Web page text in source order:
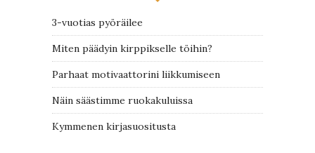
3-vuotias pyöräilee
Miten päädyin kirppikselle töihin?
Parhaat motivaattorini liikkumiseen
Näin säästimme ruokakuluissa
Kymmenen kirjasuositusta